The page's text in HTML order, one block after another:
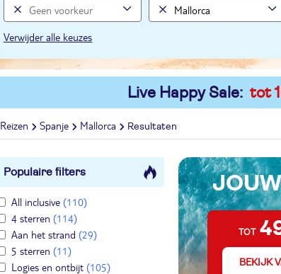
Verwijder alle keuzes
Live Happy Sale: tot
Reizen Spanje Mallorca Resultaten
Populaire filters
All inclusive (110)
4 sterren (114)
Aan het strand (29)
5 sterren (11)
Logies en ontbijt (105)
TOT
BEKIJK